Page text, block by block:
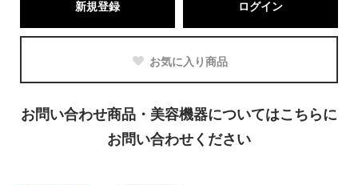
新規登録 ログイン
お気に入り商品
お問い合わせ商品・美容機器についてはこちらに
お問い合わせください